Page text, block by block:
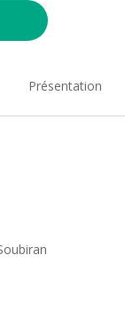
Présentation